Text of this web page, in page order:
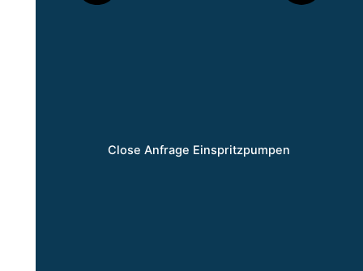
Close Anfrage Einspritzpumpen